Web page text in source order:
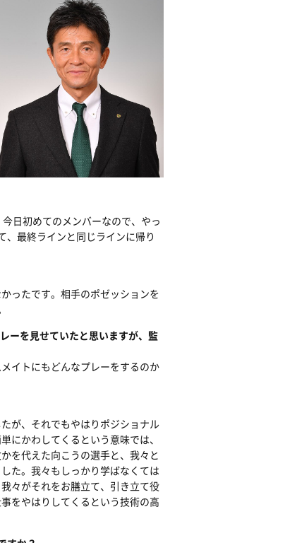
日初めてのメンバーなので、やっ
最終ラインと同じラインに帰り
ったです。相手のポゼッションを
ーを見せていたと思いますが、監
イトにもどんなプレーをするのか
が、それでもやはりポジショナル
にかわしてくるという意味では、
を代えた向こうの選手と、我々と
た。我々もしっかり学ばなくては
々がそれをお膳立て、引き立て役
をやはりしてくるという技術の高